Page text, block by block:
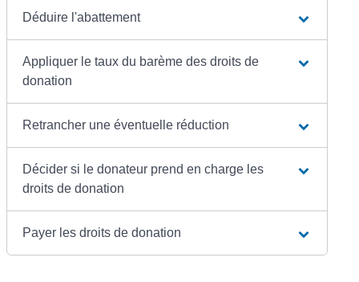
Déduire l'abattement
Appliquer le taux du barème des droits de
donation
Retrancher une éventuelle réduction
Décider si le donateur prend en charge les
droits de donation
Payer les droits de donation